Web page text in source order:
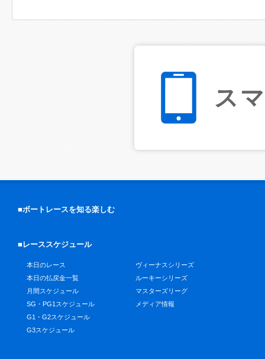
ス
■ボートレースを知る楽しむ
■レーススケジュール
本日のレース
本日の払戻金一覧
月間スケジュール
SG・PG1スケジュール
G1・G2スケジュール
G3スケジュール
ヴィーナスシリーズ
ルーキーシリーズ
マスターズリーグ
メディア情報